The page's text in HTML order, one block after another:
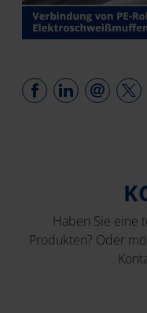
Haben Sie eine
Produkten? Oder